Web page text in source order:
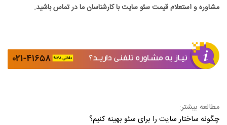
مشاوره و استعلام قیمت سئو سایت با کارشناسان ما در تماس باشید.
مطالعه بیشتر:
چگونه ساختار سایت را برای سئو بهینه کنیم؟